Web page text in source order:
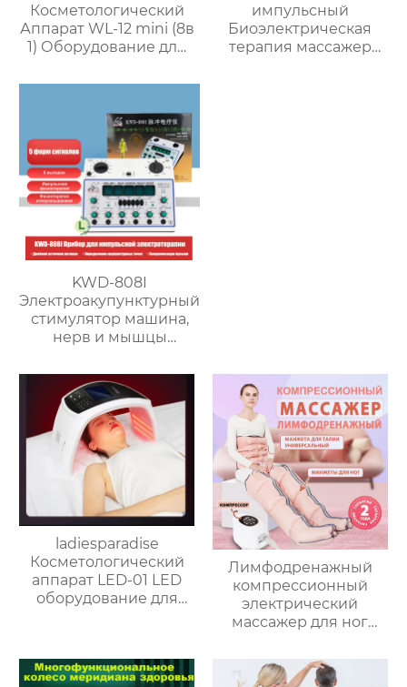
Косметологический
Аппарат WL-12 mini (8в
1) Оборудование для
импульсный
Биоэлектрическая
терапия массажер
KWD-808I
Электроакупунктурный
стимулятор машина,
нерв и мышцы
терапия
ladiesparadise
Косметологический
аппарат LED-01 LED
оборудование для
Лимфодренажный
компрессионный
электрический
массажер для ног
модель для дыхания 2
ног+1 талия), розовый